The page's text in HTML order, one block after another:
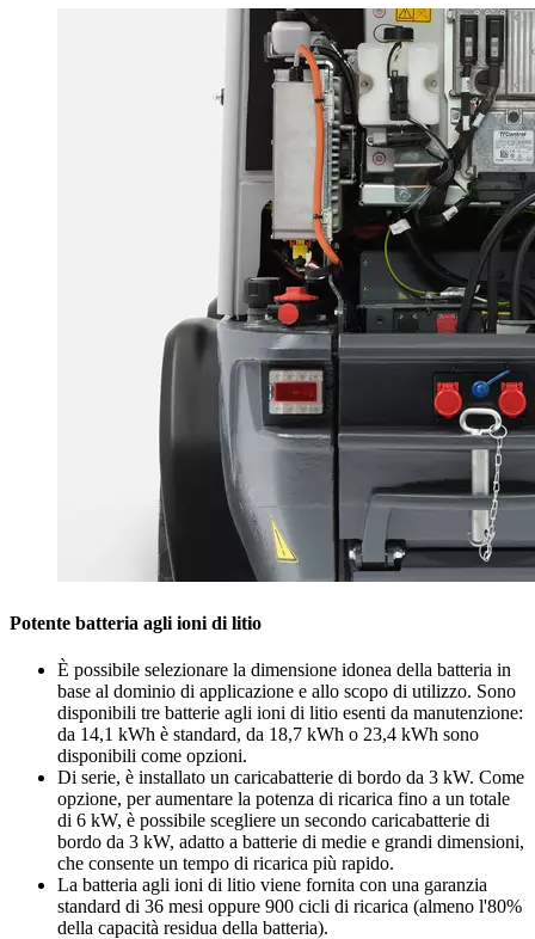
Potente batteria agli ioni di litio
È possibile selezionare la dimensione idonea della batteria in
base al dominio di applicazione e allo scopo di utilizzo. Sono
disponibili tre batterie agli ioni di litio esenti da manutenzione:
da 14,1 kWh è standard, da 18,7 kWh o 23,4 kWh sono
disponibili come opzioni.
Di serie, è installato un caricabatterie di bordo da 3 kW. Come
opzione, per aumentare la potenza di ricarica fino a un totale
di 6 kW, è possibile scegliere un secondo caricabatterie di
bordo da 3 kW, adatto a batterie di medie e grandi dimensioni,
che consente un tempo di ricarica più rapido.
La batteria agli ioni di litio viene fornita con una garanzia
standard di 36 mesi oppure 900 cicli di ricarica (almeno l'80%
della capacità residua della batteria).